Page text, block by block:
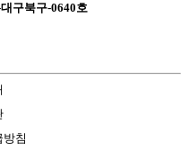
구북구-0640호
방침